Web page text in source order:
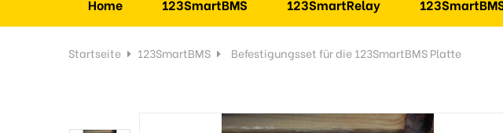
Home 123SmartBMS 123SmartRelay
Startseite 123SmartBMS Befestigungsset für die 123SmartBMS Platte